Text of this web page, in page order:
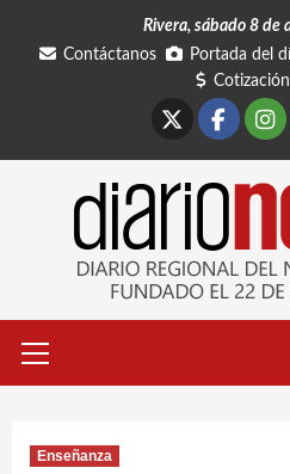
Rivera, sábado 8 de
Contáctanos
Portada del
primario
Enseñanza